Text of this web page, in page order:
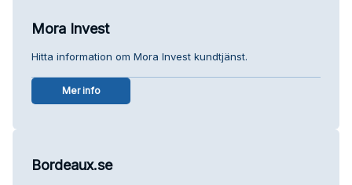
Mora Invest
Hitta information om Mora Invest kundtjänst.
Mer info
Bordeaux.se